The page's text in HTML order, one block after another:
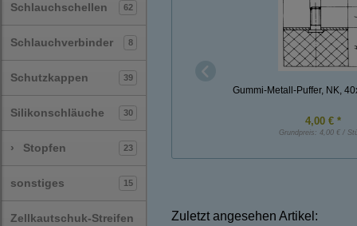
Schlauchschellen 62
Schlauchverbinder 8
Schutzkappen 39
Silikonschläuche 30
› Stopfen 23
sonstiges 15
Zellkautschuk-Streifen
Gummi-Metall-Puffer, NK,
4,00 € *
Grundpreis: 4,00 € /
Zuletzt angesehen Artikel: